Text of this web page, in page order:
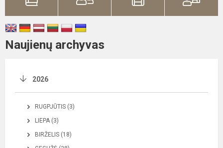
Naujienų archyvas
2026
RUGPJŪTIS (3)
LIEPA (3)
BIRŽELIS (18)